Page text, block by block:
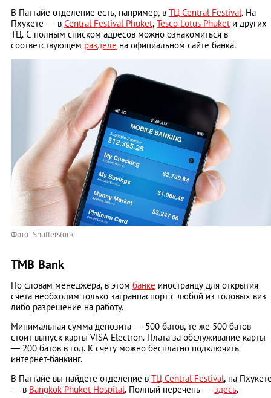
В Паттайе отделение есть, например, в ТЦ Central Festival. На
Пхукете ― в Central Festival Phuket, Tesco Lotus Phuket и других
ТЦ. С полным списком адресов можно ознакомиться в
соответствующем разделе на официальном сайте банка.
Фото: Shutterstock
TMB Bank
По словам менеджера, в этом банке иностранцу для открытия
счета необходим только загранпаспорт с любой из годовых виз
либо разрешение на работу.
Минимальная сумма депозита ― 500 батов, те же 500 батов
стоит выпуск карты VISA Electron. Плата за обслуживание карты
― 200 батов в год. К счету можно бесплатно подключить
интернет-банкинг.
В Паттайе вы найдете отделение в ТЦ Central Festival, на
― в Bangkok Phuket Hospital. Полный перечень ― здесь.